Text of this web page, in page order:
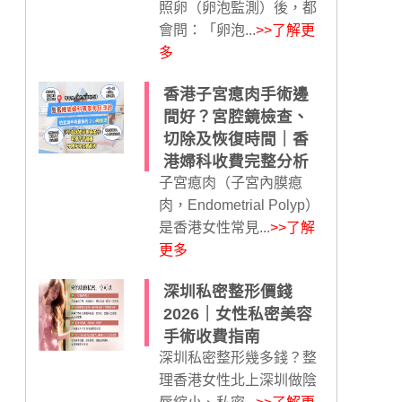
照卵（卵泡監測）後，都
會問：「卵泡...>>了解更
多
香港子宮瘜肉手術邊
間好？宮腔鏡檢查、
切除及恢復時間｜香
港婦科收費完整分析
子宮瘜肉（子宮內膜瘜
肉，Endometrial Polyp）
是香港女性常見...>>了解
更多
深圳私密整形價錢
2026｜女性私密美容
手術收費指南
深圳私密整形幾多錢？整
理香港女性北上深圳做陰